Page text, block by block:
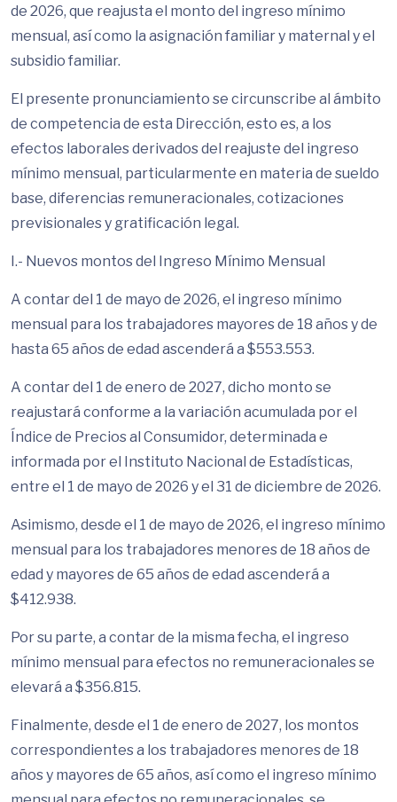
de 2026, que reajusta el monto del ingreso mínimo
mensual, así como la asignación familiar y maternal y el
subsidio familiar.
El presente pronunciamiento se circunscribe al ámbito
de competencia de esta Dirección, esto es, a los
efectos laborales derivados del reajuste del ingreso
mínimo mensual, particularmente en materia de sueldo
base, diferencias remuneracionales, cotizaciones
previsionales y gratificación legal.
I.- Nuevos montos del Ingreso Mínimo Mensual
A contar del 1 de mayo de 2026, el ingreso mínimo
mensual para los trabajadores mayores de 18 años y de
hasta 65 años de edad ascenderá a $553.553.
A contar del 1 de enero de 2027, dicho monto se
reajustará conforme a la variación acumulada por el
Índice de Precios al Consumidor, determinada e
informada por el Instituto Nacional de Estadísticas,
entre el 1 de mayo de 2026 y el 31 de diciembre de 2026.
Asimismo, desde el 1 de mayo de 2026, el ingreso mínimo
mensual para los trabajadores menores de 18 años de
edad y mayores de 65 años de edad ascenderá a
$412.938.
Por su parte, a contar de la misma fecha, el ingreso
mínimo mensual para efectos no remuneracionales se
elevará a $356.815.
Finalmente, desde el 1 de enero de 2027, los montos
correspondientes a los trabajadores menores de 18
años y mayores de 65 años, así como el ingreso mínimo